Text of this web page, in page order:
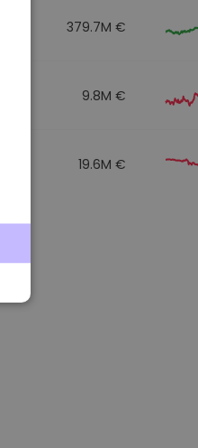
379.7M €
9.8M €
19.6M €